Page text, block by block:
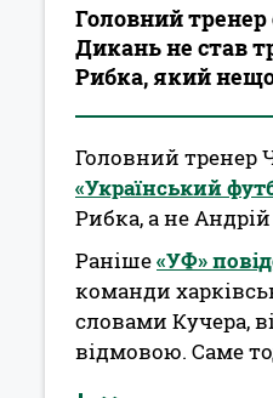
Головний
Дикань не став
Рибка, який
Головний тренер
«Український
Рибка, а не
Раніше«УФ»
команди
словами Кучера,
відмовою. Саме